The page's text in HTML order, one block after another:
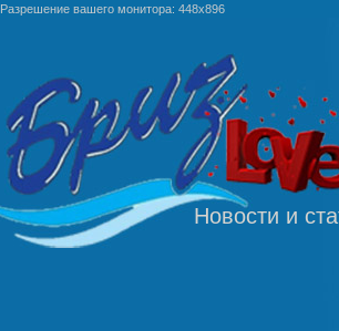
Разрешение вашего монитора: 448x896
Новости и